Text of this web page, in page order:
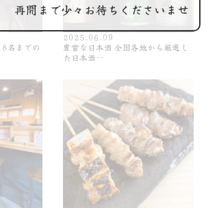
名までの
2025.06.09
豊富な日本酒 全国各地から厳選し
た日本酒…
再開まで少々お待ちくださいませ